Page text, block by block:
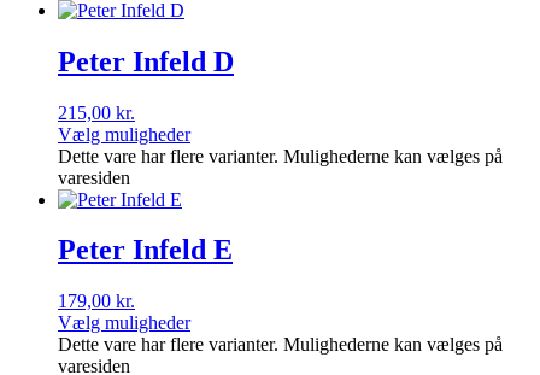
Peter Infeld D
215,00 kr.
Vælg muligheder
Dette vare har flere varianter. Mulighederne kan vælges på
varesiden
Peter Infeld E
179,00 kr.
Vælg muligheder
Dette vare har flere varianter. Mulighederne kan vælges på
varesiden